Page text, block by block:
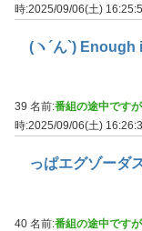
時:2025/09/06(土)
(ヽ´ん`)
39 名前:番組の途中です
時:2025/09/06(土)
っぱエグゾーダ
40 名前:番組の途中です